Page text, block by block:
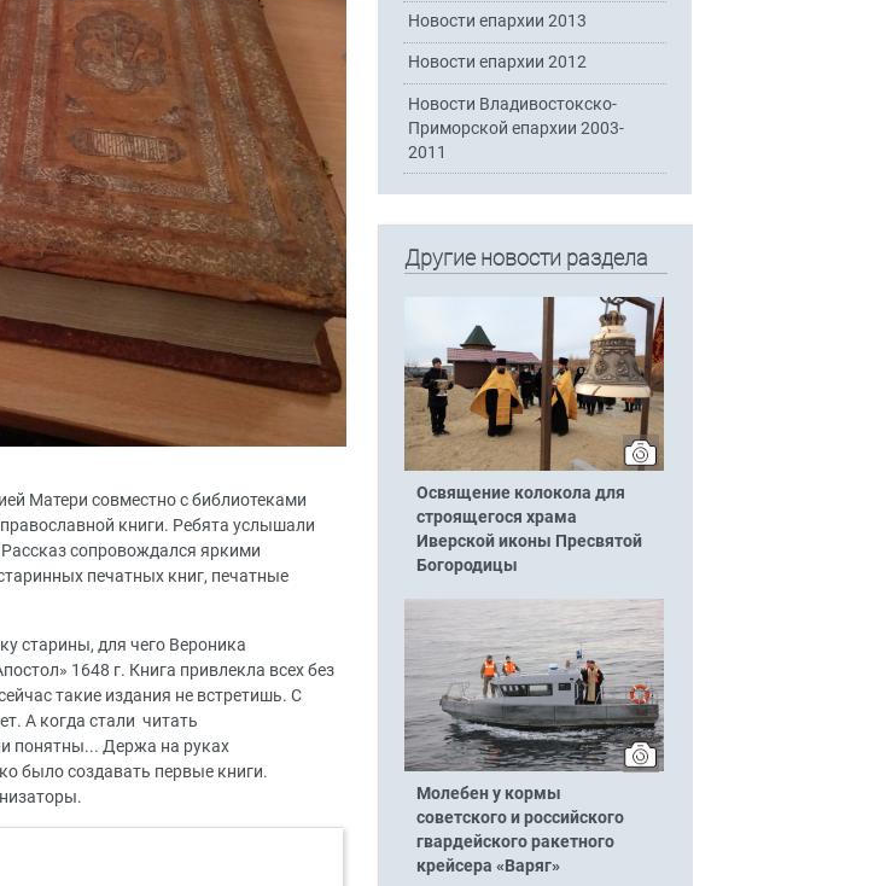
Матери совместно с библиотеками
книги. Ребята услышали
сопровождался яркими
печатных книг, печатные
старины, для чего Вероника
1648 г. Книга привлекла всех без
такие издания не встретишь. С
А когда стали читать
понятны... Держа на руках
было создавать первые книги.
Новости епархии 2013
Новости епархии 2012
Новости Владивостокско-
Приморской епархии 2003-
2011
Другие новости раздела
Освящение колокола для
строящегося храма
Иверской иконы Пресвятой
Богородицы
Молебен у кормы
советского и российского
гвардейского ракетного
крейсера «Варяг»